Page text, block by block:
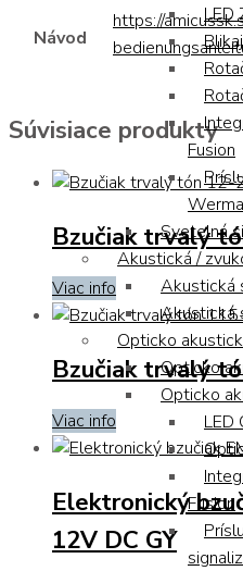
LED
Fusion
Werma
Svetelná
Akustická /
Akustická
Akustická
Opticko
Opticko
Opticko
LED
Fusion
Návod
https://
Súvisiace produkty
Bzučiak trvalý
Viac info
Bzučiak trvalý
Viac info
Elektronický
12V DC GY